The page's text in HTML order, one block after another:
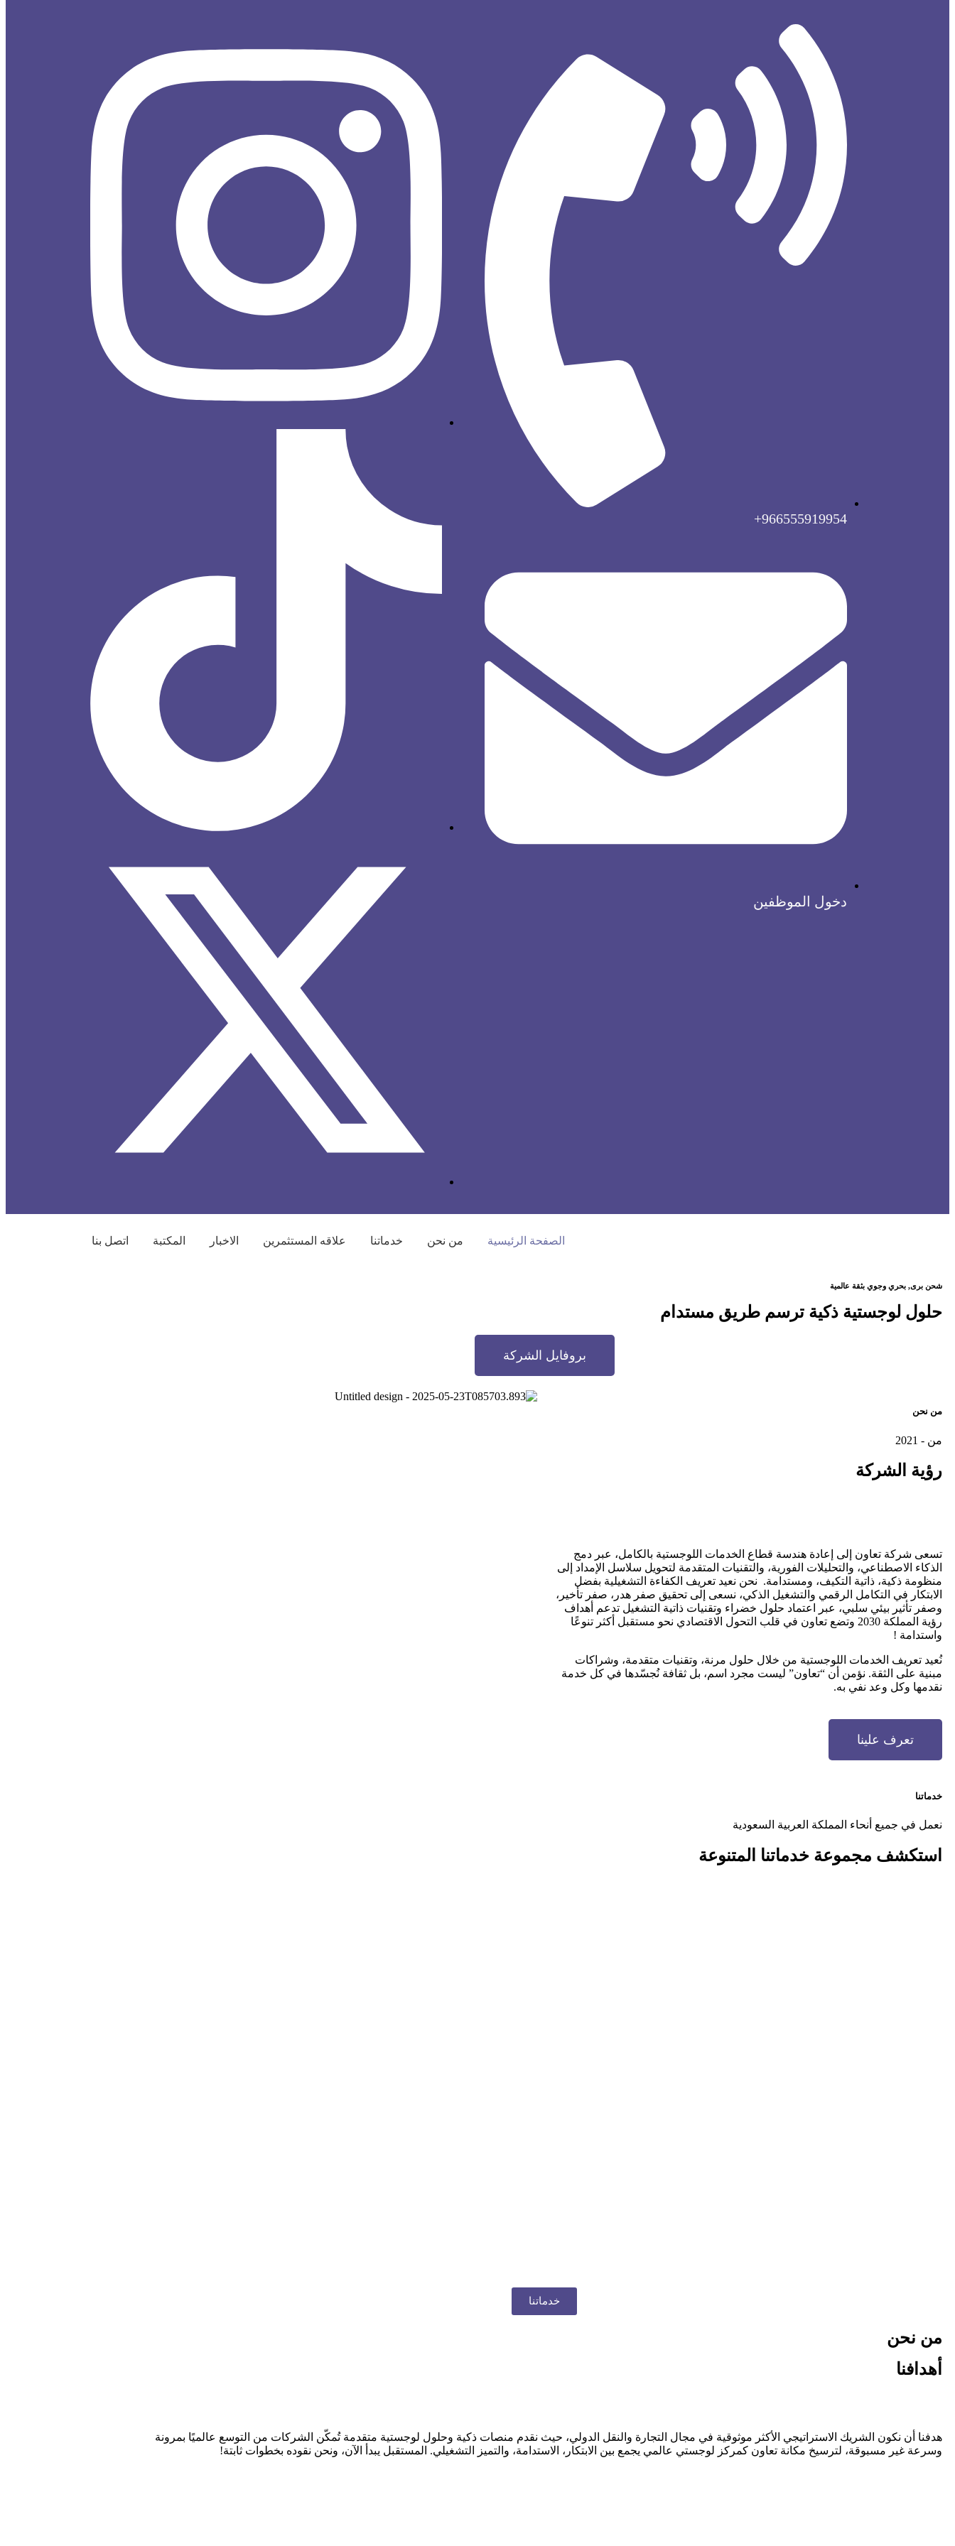
966555919954+
دخول الموظفين
الصفحة الرئيسية من نحن خدماتنا علاقه المستثمرين الاخبار المكتبة اتصل بنا
شحن برى, بحري وجوي بثقة عالمية
حلول لوجستية ذكية ترسم طريق مستدام
بروفايل الشركة
من نحن
من - 2021
رؤية الشركة
تسعى شركة تعاون إلى إعادة هندسة قطاع الخدمات اللوجستية بالكامل، عبر دمج
الذكاء الاصطناعي، والتحليلات الفورية، والتقنيات المتقدمة لتحويل سلاسل الإمداد إلى
منظومة ذكية، ذاتية التكيف، ومستدامة. نحن نعيد تعريف الكفاءة التشغيلية بفضل
الابتكار في التكامل الرقمي والتشغيل الذكي، نسعى إلى تحقيق صفر هدر، صفر تأخير،
وصفر تأثير بيئي سلبي، عبر اعتماد حلول خضراء وتقنيات ذاتية التشغيل تدعم أهداف
رؤية المملكة 2030 وتضع تعاون في قلب التحول الاقتصادي نحو مستقبل أكثر تنوعًا
واستدامة !
نُعيد تعريف الخدمات اللوجستية من خلال حلول مرنة، وتقنيات متقدمة، وشراكات
مبنية على الثقة. نؤمن أن “تعاون” ليست مجرد اسم، بل ثقافة نُجسّدها في كل خدمة
نقدمها وكل وعد نفي به.
تعرف علينا
خدماتنا
نعمل في جميع أنحاء المملكة العربية السعودية
استكشف مجموعة خدماتنا المتنوعة
خدماتنا
من نحن
أهدافنا
هدفنا أن نكون الشريك الاستراتيجي الأكثر موثوقية في مجال التجارة والنقل الدولي، حيث نقدم منصات ذكية وحلول لوجستية متقدمة تُمكّن الشركات من التوسع عالميًا بمرونة
وسرعة غير مسبوقة، لترسيخ مكانة تعاون كمركز لوجستي عالمي يجمع بين الابتكار، الاستدامة، والتميز التشغيلي. المستقبل يبدأ الآن، ونحن نقوده بخطوات ثابتة!